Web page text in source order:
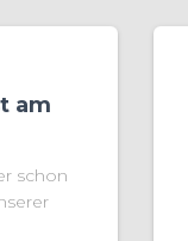
am
schon